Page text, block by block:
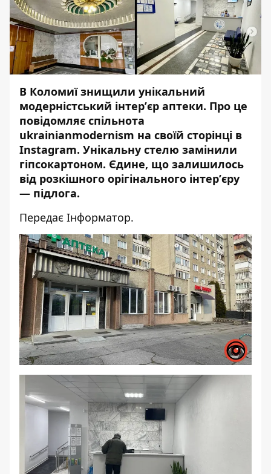
В Коломиї знищили унікальний
модерністський інтерʼєр аптеки. Про це
повідомляє спільнота
ukrainianmodernism на своїй сторінці в
Instagram. Унікальну стелю замінили
гіпсокартоном. Єдине, що залишилось
від розкішного орігінального інтерʼєру
— підлога.
Передає Інформатор.